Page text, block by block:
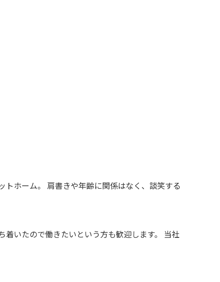
ホーム。 肩書きや年齢に関係はなく、談笑する
いたので働きたいという方も歓迎します。 当社